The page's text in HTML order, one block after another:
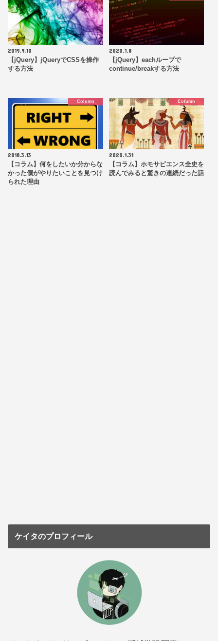
2019.9.10
【jQuery】jQueryでCSSを操作
する方法
2020.1.8
【jQuery】eachループで
continue/breakする方法
Column
2018.3.13
【コラム】何をしたいか分からな
かった僕がやりたいことを見つけ
られた理由
Column
2020.1.31
【コラム】ホモサピエンス全史を
読んでみると驚きの連続だった話
ケイタのプロフィール